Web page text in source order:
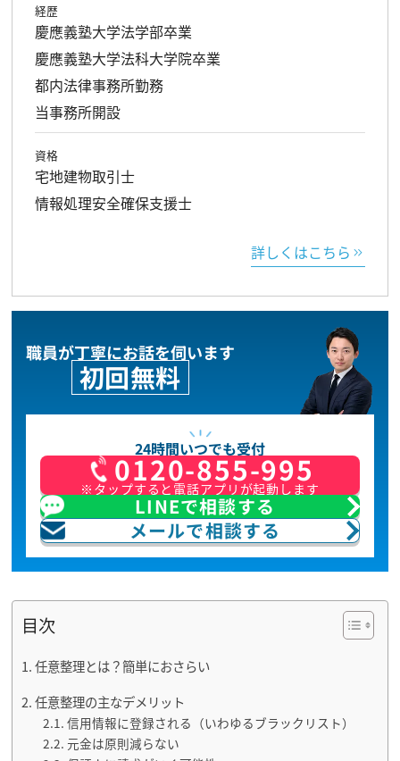
経歴
慶應義塾大学法学部卒業
慶應義塾大学法科大学院卒業
都内法律事務所勤務
当事務所開設
資格
宅地建物取引士
情報処理安全確保支援士
詳しくはこちら
職員が丁寧にお話を伺います
初回無料
24時間いつでも受付
0120-855-995
※タップすると電話アプリが起動します
LINEで相談する
メールで相談する
目次
任意整理とは？簡単におさらい
任意整理の主なデメリット
信用情報に登録される（いわゆるブラックリスト）
元金は原則減らない